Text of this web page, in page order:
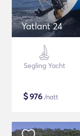
Yatlant 24
Segling Yacht
$976 /natt